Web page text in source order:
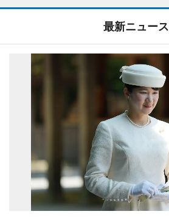
最新ニュース